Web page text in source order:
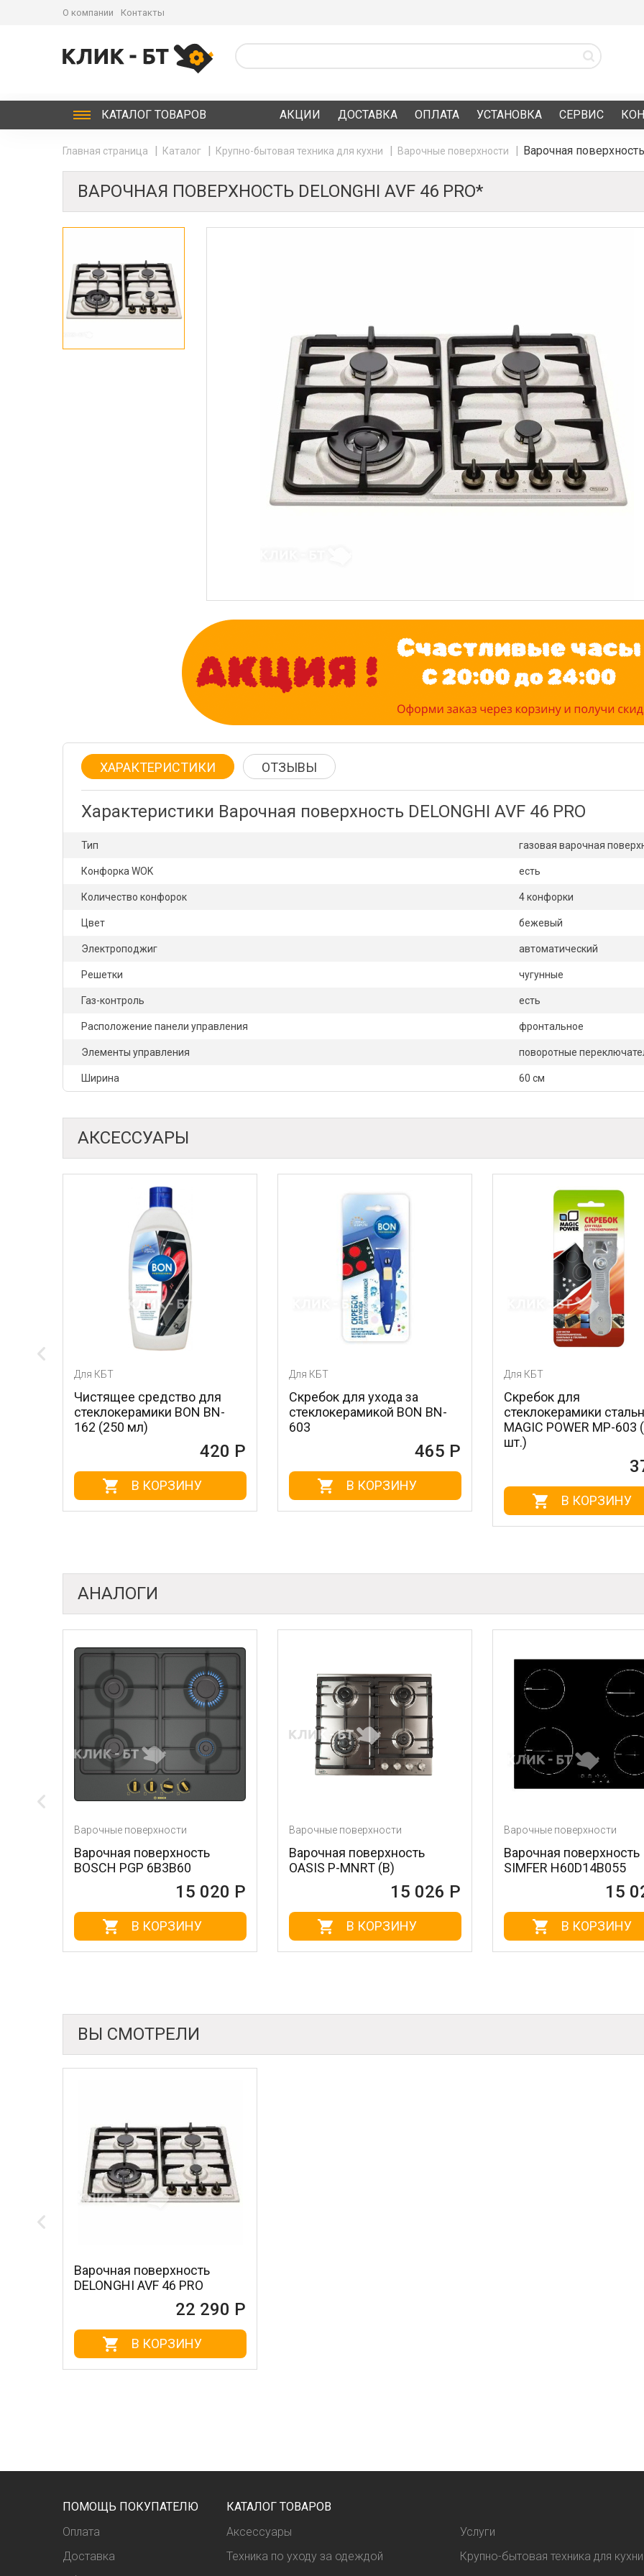
О компании Контакты
КАТАЛОГ ТОВАРОВ АКЦИИ ДОСТАВКА ОПЛАТА УСТАНОВКА СЕРВИС
Главная страница Каталог Крупно-бытовая техника для кухни Варочные поверхности Варочная
ВАРОЧНАЯ ПОВЕРХНОСТЬ DELONGHI AVF 46 PRO*
ХАРАКТЕРИСТИКИ ОТЗЫВЫ
Характеристики Варочная поверхность DELONGHI AVF 46 PRO
Тип газовая варочная
Конфорка WOK есть
Количество конфорок 4 конфорки
Цвет бежевый
Электроподжиг автоматический
Решетки чугунные
Газ-контроль есть
Расположение панели управления фронтальное
Элементы управления поворотные
Ширина 60 см
АКСЕССУАРЫ
средство для
BON BN-
В КОРЗИНУ
Скребок для ухода за
стеклокерамикой BON BN-
В КОРЗИНУ
Скребок для
стеклокерамики стальной
MAGIC POWER MP-603 (1
шт.)
В КОРЗИНУ
АНАЛОГИ
поверхности
поверхность
PGP 6B3B60
В КОРЗИНУ
Варочные поверхности
Варочная поверхность
OASIS P-MNRT (B)
В КОРЗИНУ
Варочные поверхности
Варочная поверхность
SIMFER H60D14B055
В КОРЗИНУ
ВЫ СМОТРЕЛИ
Варочная поверхность
DELONGHI AVF 46 PRO
22 290 Р
В КОРЗИНУ
ПОМОЩЬ ПОКУПАТЕЛЮ
Оплата
Доставка
КАТАЛОГ ТОВАРОВ
Аксессуары
Услуги
Техника по уходу за одеждой
Крупно-бытовая техника для кухни